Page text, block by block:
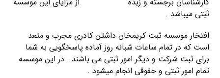
ثبتی میباشد .
افتخار موسسه ثبت کریمخان داشتن کادری مجرب و متعد
است که در تمام ساعات شبانه روز آماده پاسخگویی به شما
برای ثبت شرکت و دیگر امور ثبتی می باشند . در این موسسه
تمام امور ثبتی و حقوقی انجام میشود .